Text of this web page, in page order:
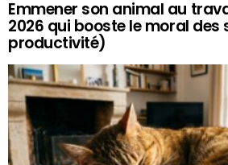
Emmener son animal au
2026 qui booste le moral
productivité)